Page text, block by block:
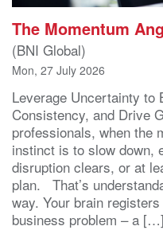
The Momentum
(BNI Global)
Mon, 27 July 2026
Leverage Uncertainty to
Consistency, and Drive
professionals, when the
instinct is to slow down,
disruption clears, or at
plan. That’s
way. Your brain
business problem – a […]